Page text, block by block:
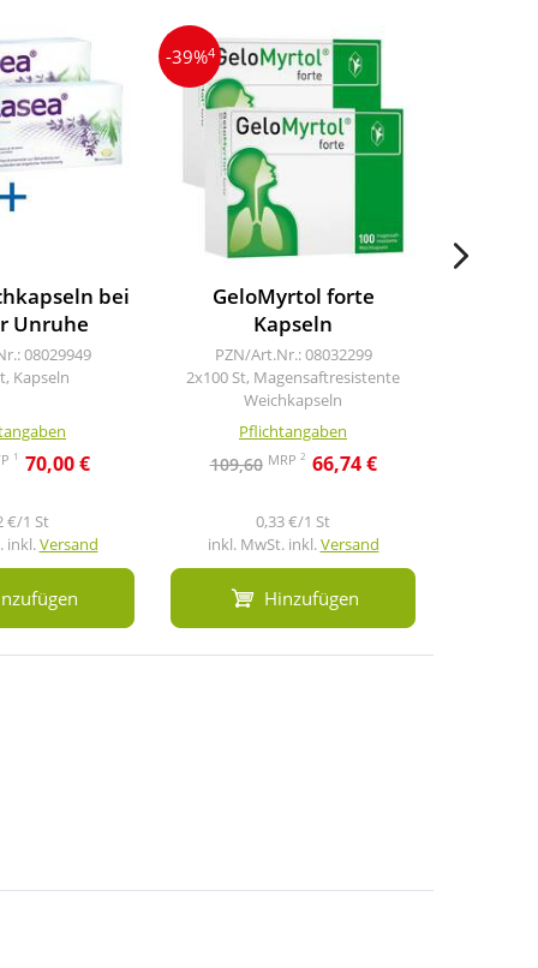
bei
Unruhe
08029949
Kapseln
1 70,00 €
€/1 St
inkl.Versand
-39%4
GeloMyrtol forte
Kapseln
PZN/Art.Nr.: 08032299
2x100 St, Magensaftresistente
Weichkapseln
Pflichtangaben
109,60 MRP 2 66,74 €
0,33 €/1 St
inkl. MwSt. inkl.Versand
Hinzufügen